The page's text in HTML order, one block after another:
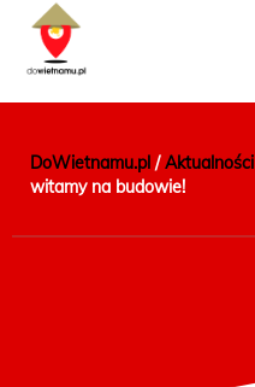
DoWietnamu.pl /Aktualności
witamy na budowie!